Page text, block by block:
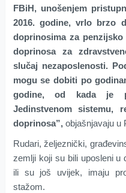
FBiH, unošenjem
2016. godine, vrlo brzo
doprinosima za
doprinosa za
slučaj nezaposlenosti.
mogu se dobiti po
godine, od kada je
Jedinstvenom sistemu,
doprinosa”,objašnjavaju u
Rudari, željeznički,
zemlji koji su bili uposleni u
ili su još uvijek, imaju
stažom.